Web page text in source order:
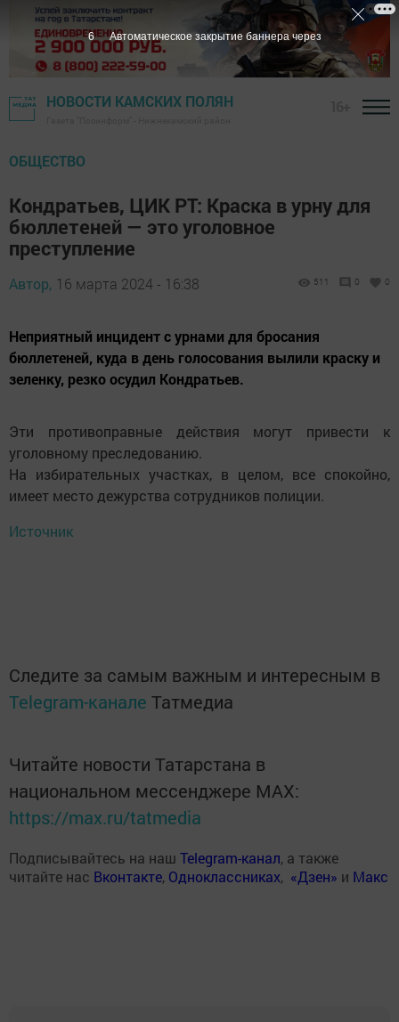
НОВОСТИ КАМСКИХ ПОЛЯН
ОБЩЕСТВО
Кондратьев, ЦИК РТ: Краска в урну для
бюллетеней — это уголовное
преступление
Автор, 16 марта 2024 - 16:38 511 0 0
Неприятный инцидент с урнами для бросания
бюллетеней, куда в день голосования вылили краску и
зеленку, резко осудил Кондратьев.
Эти противоправные действия могут привести к
уголовному преследованию.
На избирательных участках, в целом, все спокойно,
имеет место дежурства сотрудников полиции.
Источник
Следите за самым важным и интересным в
Telegram-канале Татмедиа
Читайте новости Татарстана в
национальном мессенджере MАХ:
https://max.ru/tatmedia
Подписывайтесь на наш Telegram-канал, а также
читайте нас Вконтакте, Одноклассниках, «Дзен» и Макс
5 Автоматическое закрытие баннера через